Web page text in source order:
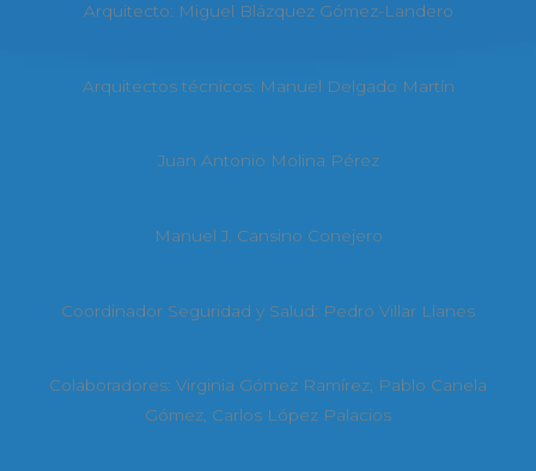
Arquitecto: Miguel Blázquez Gómez-Landero
Arquitectos técnicos: Manuel Delgado Martín
Juan Antonio Molina Pérez
Manuel J. Cansino Conejero
Coordinador Seguridad y Salud: Pedro Villar Llanes
Colaboradores: Virginia Gómez Ramírez, Pablo Canela
Gómez, Carlos López Palacios